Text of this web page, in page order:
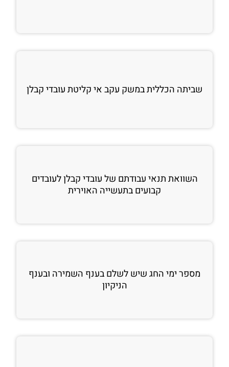
שביתה הכללית במשק עקב אי קליטת עובדי קבלן
השוואת תנאי עבודתם של עובדי קבלן לעובדים
קבועים בתעשייה האוירית
מספר ימי החג שיש לשלם בענף השמירה ובענף
הניקיון